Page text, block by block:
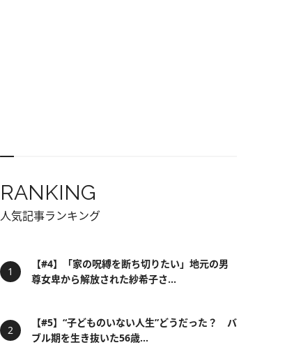
RANKING
人気記事ランキング
【#4】「家の呪縛を断ち切りたい」地元の男
尊女卑から解放された紗希子さ...
【#5】“子どものいない人生”どうだった？ バ
ブル期を生き抜いた56歳...